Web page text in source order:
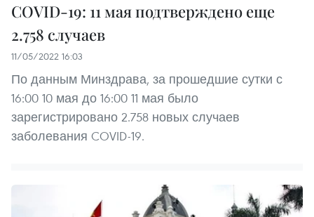
COVID-19: 11 мая подтверждено еще
2.758 случаев
11/05/2022 16:03
По данным Минздрава, за прошедшие сутки с
16:00 10 мая до 16:00 11 мая было
зарегистрировано 2.758 новых случаев
заболевания COVID-19.